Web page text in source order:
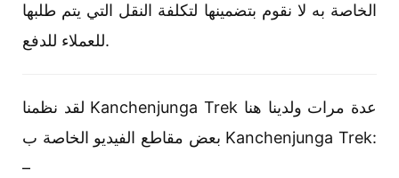
الخاصة به لا نقوم بتضمينها لتكلفة النقل التي يتم طلبها
للعملاء للدفع.
لقد نظمنا Kanchenjunga Trek عدة مرات ولدينا هنا
بعض مقاطع الفيديو الخاصة ب Kanchenjunga Trek:
–